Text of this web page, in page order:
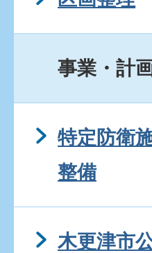
事業・計
特定防衛
整備
木更津市